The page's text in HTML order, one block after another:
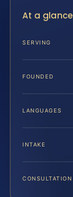
At a glance
SERVING
FOUNDED
LANGUAGES
INTAKE
CONSULTATION